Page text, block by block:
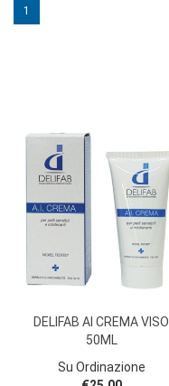
1
DELIFAB AI CREMA VISO
50ML
Su Ordinazione